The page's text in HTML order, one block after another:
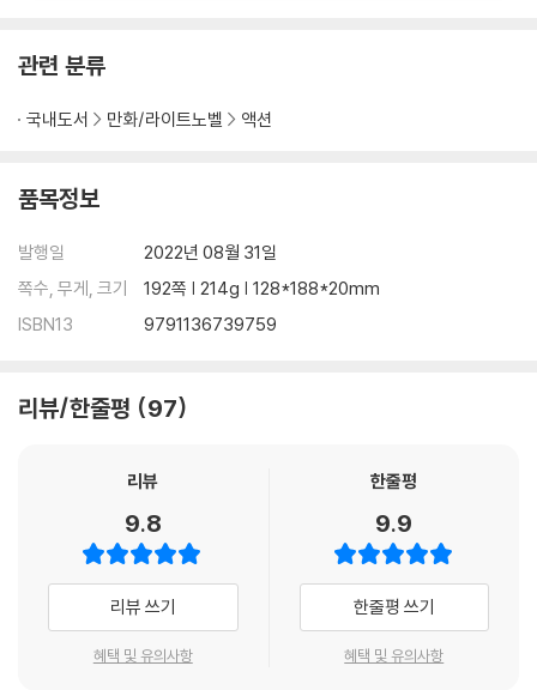
관련 분류
국내도서 만화/라이트노벨 액션
품목정보
발행일
2022년 08월 31일
쪽수, 무게, 크기
192쪽 | 214g | 128*188*20mm
ISBN13
9791136739759
리뷰/한줄평 97
리뷰
9.8
리뷰 쓰기
혜택 및 유의사항
한줄평
9.9
한줄평 쓰기
혜택 및 유의사항